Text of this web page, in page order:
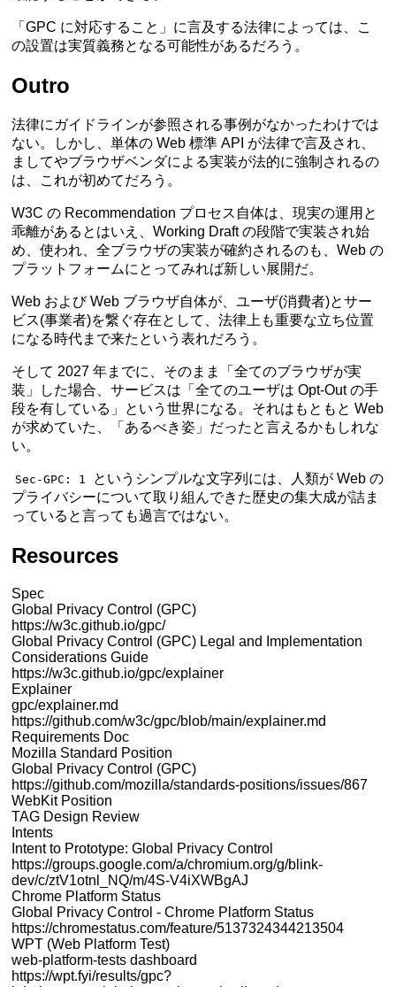
「GPC に対応すること」に言及する法律によっては、こ
の設置は実質義務となる可能性があるだろう。
Outro
法律にガイドラインが参照される事例がなかったわけでは
ない。しかし、単体の Web 標準 API が法律で言及され、
ましてやブラウザベンダによる実装が法的に強制されるの
は、これが初めてだろう。
W3C の Recommendation プロセス自体は、現実の運用と
乖離があるとはいえ、Working Draft の段階で実装され始
め、使われ、全ブラウザの実装が確約されるのも、Web の
プラットフォームにとってみれば新しい展開だ。
Web および Web ブラウザ自体が、ユーザ(消費者)とサー
ビス(事業者)を繋ぐ存在として、法律上も重要な立ち位置
になる時代まで来たという表れだろう。
そして 2027 年までに、そのまま「全てのブラウザが実
装」した場合、サービスは「全てのユーザは Opt-Out の手
段を有している」という世界になる。それはもともと Web
が求めていた、「あるべき姿」だったと言えるかもしれな
い。
Sec-GPC: 1
というシンプルな文字列には、人類が Web の
プライバシーについて取り組んできた歴史の集大成が詰ま
っていると言っても過言ではない。
Resources
Spec
Global Privacy Control (GPC)
https://w3c.github.io/gpc/
Global Privacy Control (GPC) Legal and Implementation
Considerations Guide
https://w3c.github.io/gpc/explainer
Explainer
gpc/explainer.md
https://github.com/w3c/gpc/blob/main/explainer.md
Requirements Doc
Mozilla Standard Position
Global Privacy Control (GPC)
https://github.com/mozilla/standards-positions/issues/867
WebKit Position
TAG Design Review
Intents
Intent to Prototype: Global Privacy Control
https://groups.google.com/a/chromium.org/g/blink-
dev/c/ztV1otnl_NQ/m/4S-V4iXWBgAJ
Chrome Platform Status
Global Privacy Control - Chrome Platform Status
https://chromestatus.com/feature/5137324344213504
WPT (Web Platform Test)
web-platform-tests dashboard
https://wpt.fyi/results/gpc?